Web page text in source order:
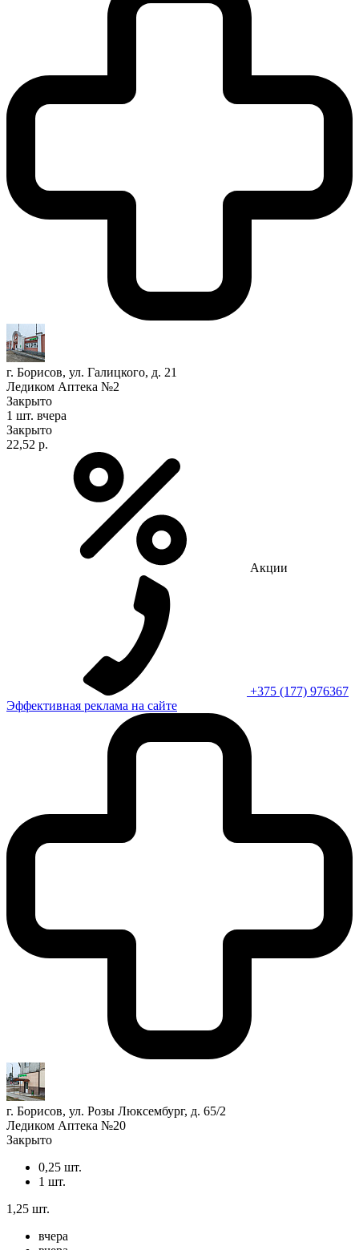
г. Борисов, ул. Галицкого, д. 21
Ледиком Аптека №2
Закрыто
1 шт. вчера
Закрыто
22,52 р.
Акции
+375 (177) 976367
Эффективная реклама на сайте
г. Борисов, ул. Розы Люксембург, д. 65/2
Ледиком Аптека №20
Закрыто
0,25 шт.
1 шт.
1,25 шт.
вчера